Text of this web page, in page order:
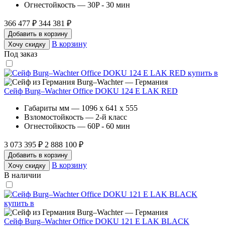
Огнестойкость — 30P - 30 мин
366 477 ₽ 344 381 ₽
Добавить в корзину
Хочу скидку
В корзину
Под заказ
Burg–Wachter — Германия
Сейф Burg–Wachter Office DOKU 124 E LAK RED
Габариты мм — 1096 x 641 x 555
Взломостойкость — 2-й класс
Огнестойкость — 60P - 60 мин
3 073 395 ₽ 2 888 100 ₽
Добавить в корзину
Хочу скидку
В корзину
В наличии
Burg–Wachter — Германия
Сейф Burg–Wachter Office DOKU 121 E LAK BLACK